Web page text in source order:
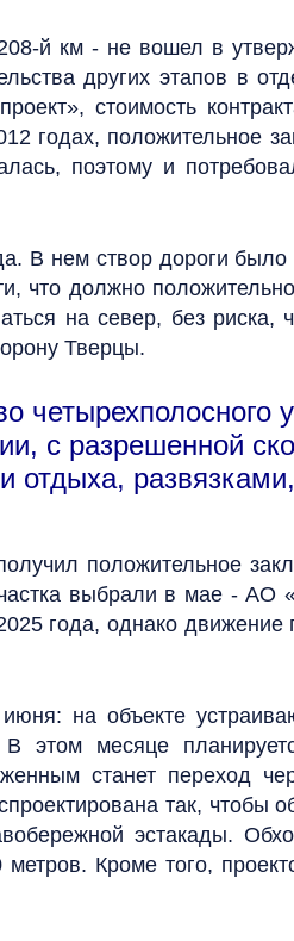
й км - не вошел в
других этапов в
стоимость
годах, положительное
поэтому и
В нем створ дороги
что должно
на север, без риска,
Тверцы.
с разрешенной
положительное
выбрали в мае -
года, однако движение
на объекте
месяце
станет переход
так, чтобы
эстакады.
Кроме того,